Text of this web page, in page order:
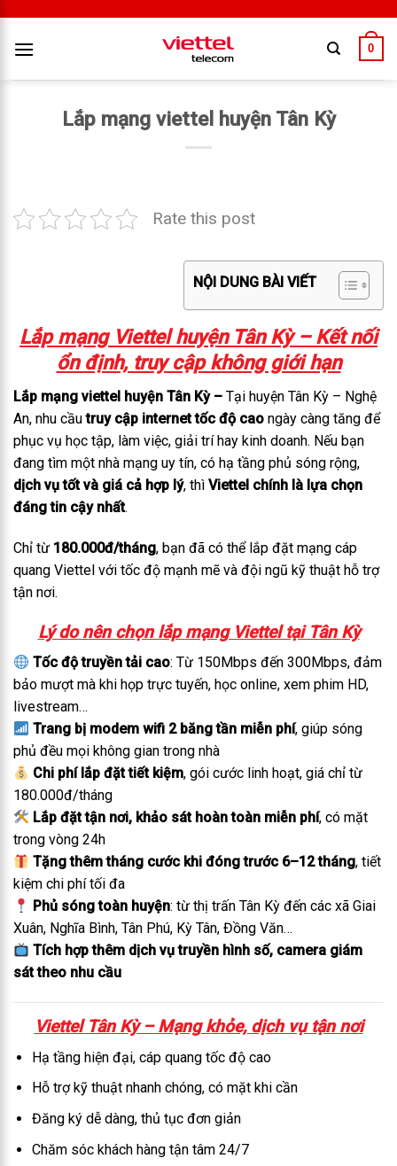
0
Lắp mạng viettel huyện Tân Kỳ
Rate this post
NỘI DUNG BÀI VIẾT
Lắp mạng Viettel huyện Tân Kỳ – Kết nối
ổn định, truy cập không giới hạn
Lắp mạng viettel huyện Tân Kỳ – Tại huyện Tân Kỳ – Nghệ
An, nhu cầutruy cập internet tốc độ cao ngày càng tăng để
phục vụ học tập, làm việc, giải trí hay kinh doanh. Nếu bạn
đang tìm một nhà mạng uy tín, có hạ tầng phủ sóng rộng,
dịch vụ tốt và giá cả hợp lý, thì Viettel chính là lựa chọn
đáng tin cậy nhất.
Chỉ từ 180.000đ/tháng, bạn đã có thể lắp đặt mạng cáp
quang Viettel với tốc độ mạnh mẽ và đội ngũ kỹ thuật hỗ trợ
tận nơi.
Lý do nên chọn lắp mạng Viettel tại Tân Kỳ
Tốc độ truyền tải cao: Từ 150Mbps đến 300Mbps, đảm
bảo mượt mà khi họp trực tuyến, học online, xem phim HD,
livestream…
Trang bị modem wifi 2 băng tần miễn phí, giúp sóng
phủ đều mọi không gian trong nhà
Chi phí lắp đặt tiết kiệm, gói cước linh hoạt, giá chỉ từ
180.000đ/tháng
Lắp đặt tận nơi, khảo sát hoàn toàn miễn phí, có mặt
trong vòng 24h
Tặng thêm tháng cước khi đóng trước 6–12 tháng, tiết
kiệm chi phí tối đa
Phủ sóng toàn huyện: từ thị trấn Tân Kỳ đến các xã Giai
Xuân, Nghĩa Bình, Tân Phú, Kỳ Tân, Đồng Văn…
Tích hợp thêm dịch vụ truyền hình số, camera giám
sát theo nhu cầu
Viettel Tân Kỳ – Mạng khỏe, dịch vụ tận nơi
Hạ tầng hiện đại, cáp quang tốc độ cao
Hỗ trợ kỹ thuật nhanh chóng, có mặt khi cần
Đăng ký dễ dàng, thủ tục đơn giản
Chăm sóc khách hàng tận tâm 24/7